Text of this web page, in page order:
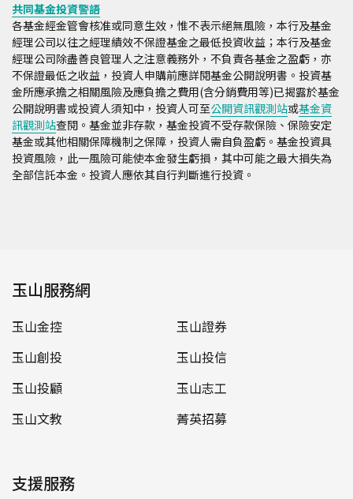
共同基金投資警語
各基金經金管會核准或同意生效，惟不表示絕無風險，本行及基金
經理公司以往之經理績效不保證基金之最低投資收益；本行及基金
經理公司除盡善良管理人之注意義務外，不負責各基金之盈虧，亦
不保證最低之收益，投資人申購前應詳閱基金公開說明書。投資基
金所應承擔之相關風險及應負擔之費用(含分銷費用等)已揭露於基金
公開說明書或投資人須知中，投資人可至公開資訊觀測站或基金資
訊觀測站查閱。基金並非存款，基金投資不受存款保險、保險安定
基金或其他相關保障機制之保障，投資人需自負盈虧。基金投資具
投資風險，此一風險可能使本金發生虧損，其中可能之最大損失為
全部信託本金。投資人應依其自行判斷進行投資。
玉山服務網
玉山金控
玉山證券
玉山創投
玉山投信
玉山投顧
玉山志工
玉山文教
菁英招募
支援服務